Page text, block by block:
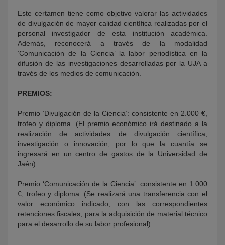
Este certamen tiene como objetivo valorar las actividades
de divulgación de mayor calidad científica realizadas por el
personal investigador de esta institución académica.
Además, reconocerá a través de la modalidad
‘Comunicación de la Ciencia’ la labor periodística en la
difusión de las investigaciones desarrolladas por la UJA a
través de los medios de comunicación.
PREMIOS:
Premio ‘Divulgación de la Ciencia’: consistente en 2.000 €,
trofeo y diploma. (El premio económico irá destinado a la
realización de actividades de divulgación científica,
investigación o innovación, por lo que la cuantía se
ingresará en un centro de gastos de la Universidad de
Jaén)
Premio ‘Comunicación de la Ciencia’: consistente en 1.000
€, trofeo y diploma. (Se realizará una transferencia con el
valor económico indicado, con las correspondientes
retenciones fiscales, para la adquisición de material técnico
para el desarrollo de su labor profesional)